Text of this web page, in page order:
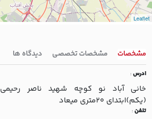
Leaflet
مشخصات مشخصات تخصصی دیدگاه ها
ادرس:
خاني آباد نو کوچه شهيد ناصر رحيمي
(يکم)ابتداي 20متري ميعاد
تلفن: